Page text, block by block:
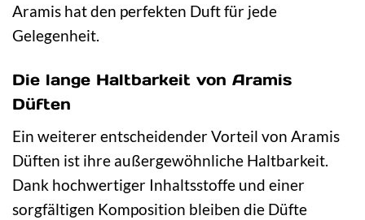
Aramis hat den perfekten Duft für jede
Gelegenheit.
Die lange Haltbarkeit von Aramis
Düften
Ein weiterer entscheidender Vorteil von Aramis
Düften ist ihre außergewöhnliche Haltbarkeit.
Dank hochwertiger Inhaltsstoffe und einer
sorgfältigen Komposition bleiben die Düfte